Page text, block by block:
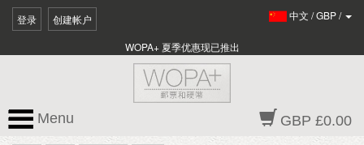
登录 创建帐户 中文 /GBP/
WOPA+ 夏季优惠现已推出
GBP £0.00
Menu